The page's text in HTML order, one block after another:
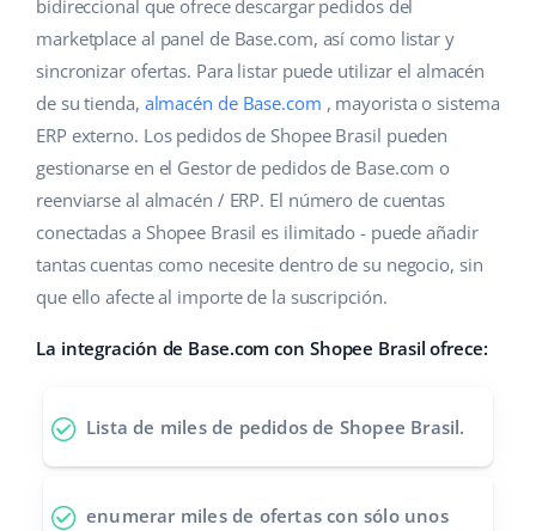
Gestión de envíos
Automatizaciones
Base Connect
IA para e-commerce
Hogar y jardinería
Productos infantiles
Electrónica
Piezas de automóviles
Supermercado
Salud y belleza
Moda
Ayuda
Base Academy
Blog
Servicios
Implementación de sistemas
Auditoría de cuentas
Calculadora de beneficios
Cooperación y socios
english (US)
english (GB)
english (IN)
čeština
deutsch
Ελληνικά
español (AR)
Français
Italiano
bidireccional que ofrece descargar pedidos del
marketplace al panel de Base.com, así como listar y
sincronizar ofertas. Para listar puede utilizar el almacén
de su tienda, almacén de Base.com , mayorista o sistema
ERP externo. Los pedidos de Shopee Brasil pueden
gestionarse en el Gestor de pedidos de Base.com o
reenviarse al almacén / ERP. El número de cuentas
conectadas a Shopee Brasil es ilimitado - puede añadir
tantas cuentas como necesite dentro de su negocio, sin
que ello afecte al importe de la suscripción.
La integración de Base.com con Shopee Brasil ofrece:
Lista de miles de pedidos de Shopee Brasil.
enumerar miles de ofertas con sólo unos